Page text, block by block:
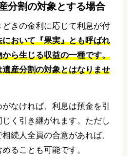
分割の対象とする場合
きの金利に応じて利息が付
において『果実』とも呼ばれ
ら生じる収益の一種です。
産分割の対象とはなりませ
なければ、利息は預金を引
く引き継がれます。ただし
続人全員の合意があれば、
ることも可能です。